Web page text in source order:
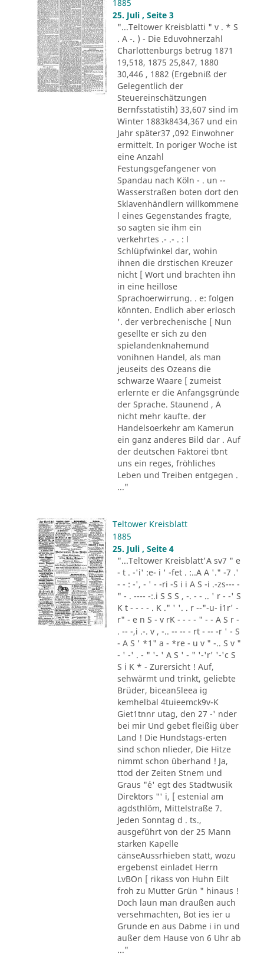
1885
25. Juli , Seite 3
"...Teltower Kreisblatti " v . * S
. A -. ) - Die Eduvohnerzahl
Charlottenburgs betrug 1871
19,518, 1875 25,847, 1880
30,446 , 1882 (Ergebniß der
Gelegentlich der
Steuereinschätzungen
Bernfsstatistih) 33,607 sind im
Winter 1883k8434,367 und ein
Jahr später37 ,092 Einwohner
ermittelt. In poriger Woche ist
eine Anzahl
Festungsgefangener von
Spandau nach Köln - . un --
Wasserstraßen boten dort den
Sklavenhändlern willkommene
l eines Gegenstandes fragte,
so sagten sie ihm ein
verkehrtes .- .- . : l
Schlüpfwinkel dar, wohin
ihnen die drstischen Kreuzer
nicht [ Wort und brachten ihn
in eine heillose
Sprachoerwirrung. . e: folgen
könnten. Endlich aber erlosch
'. der verbrechenische [ Nun
gesellte er sich zu den
spielandenknahemund
vonihnen Handel, als man
jeuseits des Ozeans die
schwarze Waare [ zumeist
erlernte er die Anfangsgründe
der Sprache. Staunend , A
nicht mehr kaufte. der
Handelsoerkehr am Kamerun
ein ganz anderes Bild dar . Auf
der deutschen Faktorei tbnt
uns ein reges, fröhliches
Leben und Treiben entgegen .
..."
Teltower Kreisblatt
1885
25. Juli , Seite 4
"...Teltower Kreisblatt'A sv7 " e
- t . -'i' :e- i ' -fet . :..A A '." -7 .'
- - : -', - ' - -ri -S i i A S -i .-zs--- -
" - . ---- -:.i S S S , -. - - .. ' r - -' S
K t - - - - . K ." ' '. . r --"-u- i1r' -
r" - e n S - v rK - - - - " - - A S r -
. -- -,i .-. v , -.. -- -- - rt - -- -r ' - S
- A S ' *1" a - *re - u v " -.. S v "
- ' -' . - " '- ' A S ' - " '-'r' '-'c S
S i K * - Zurersicht ! Auf,
sehwärmt und trinkt, geliebte
Brüder, bicean5leea ig
kemhelbal 4tuieemck9v-K
Giet1tnnr utag, den 27 -' nder
bei mir Und gebet fleißig über
Land ! Die Hundstags-erten
sind schon nlieder, Die Hitze
nimmt schon überhand ! Ja,
ttod der Zeiten Stnem und
Graus "´e' egt des Stadtwusik
Direktors "' i, [ estenial am
agdsthlöm, Mittelstraße 7.
Jeden Sonntag d . ts.,
ausgeführt von der 25 Mann
starken Kapelle
cänseAussrhieben statt, wozu
ergebenst einladet Herrn
LvBOn [ rikass von Huhn Eilt
froh zu Mutter Grün " hinaus !
Doch laun man draußen auch
versehmachten, Bot ies ier u
Grunde en aus Dabme i in und
außer dem Hause von 6 Uhr ab
..."